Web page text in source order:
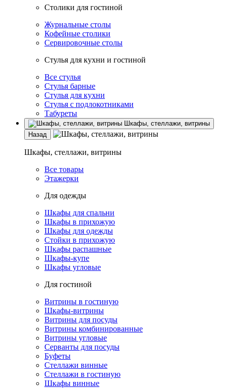
Столики для гостиной
Журнальные столы
Кофейные столики
Сервировочные столы
Стулья для кухни и гостиной
Все стулья
Стулья барные
Стулья для кухни
Стулья с подлокотниками
Табуреты
Шкафы, стеллажи, витрины
Назад
Шкафы, стеллажи, витрины
Все товары
Этажерки
Для одежды
Шкафы для спальни
Шкафы в прихожую
Шкафы для одежды
Стойки в прихожую
Шкафы распашные
Шкафы-купе
Шкафы угловые
Для гостиной
Витрины в гостиную
Шкафы-витрины
Витрины для посуды
Витрины комбинированные
Витрины угловые
Серванты для посуды
Буфеты
Стеллажи винные
Стеллажи в гостиную
Шкафы винные